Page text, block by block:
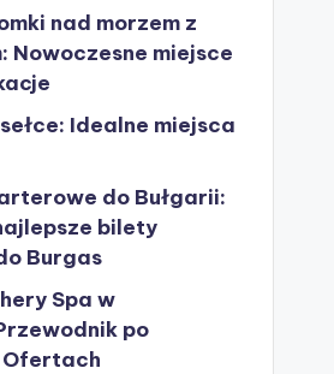
nad morzem z
Nowoczesne miejsce
Idealne miejsca
do Bułgarii:
bilety
Burgas
Spa w
po